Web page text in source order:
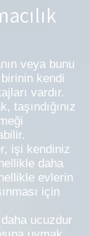
veya bunu
kendi
vardır.
taşındığınız
işi kendiniz
daha
evlerin
için
ucuzdur